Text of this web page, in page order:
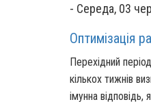
- Середа, 03
Оптимізація
Перехідний
кількох тижнів
імунна